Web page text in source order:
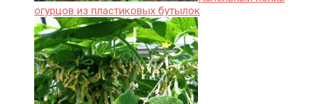
огурцов из пластиковых бутылок